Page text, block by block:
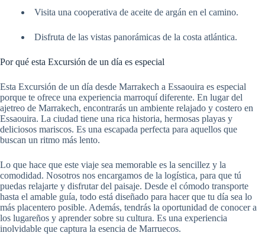
Visita una cooperativa de aceite de argán en el camino.
Disfruta de las vistas panorámicas de la costa atlántica.
Por qué esta Excursión de un día es especial
Esta Excursión de un día desde Marrakech a Essaouira es especial
porque te ofrece una experiencia marroquí diferente. En lugar del
ajetreo de Marrakech, encontrarás un ambiente relajado y costero en
Essaouira. La ciudad tiene una rica historia, hermosas playas y
deliciosos mariscos. Es una escapada perfecta para aquellos que
buscan un ritmo más lento.
Lo que hace que este viaje sea memorable es la sencillez y la
comodidad. Nosotros nos encargamos de la logística, para que tú
puedas relajarte y disfrutar del paisaje. Desde el cómodo transporte
hasta el amable guía, todo está diseñado para hacer que tu día sea lo
más placentero posible. Además, tendrás la oportunidad de conocer a
los lugareños y aprender sobre su cultura. Es una experiencia
inolvidable que captura la esencia de Marruecos.